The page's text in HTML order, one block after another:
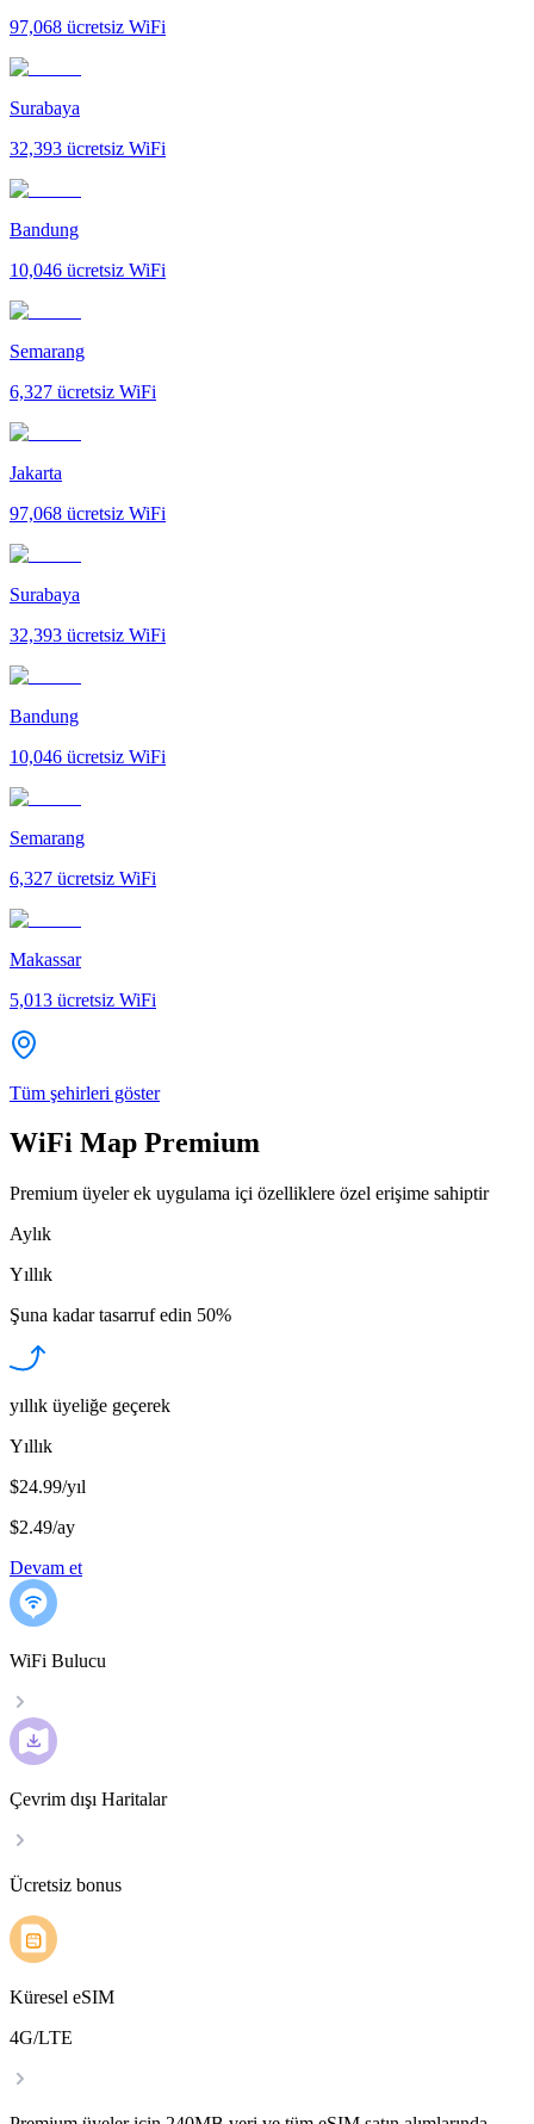
97,068 ücretsiz WiFi
Surabaya
32,393 ücretsiz WiFi
Bandung
10,046 ücretsiz WiFi
Semarang
6,327 ücretsiz WiFi
Jakarta
97,068 ücretsiz WiFi
Surabaya
32,393 ücretsiz WiFi
Bandung
10,046 ücretsiz WiFi
Semarang
6,327 ücretsiz WiFi
Makassar
5,013 ücretsiz WiFi
Tüm şehirleri göster
WiFi Map Premium
Premium üyeler ek uygulama içi özelliklere özel erişime sahiptir
Aylık
Yıllık
Şuna kadar tasarruf edin 50%
yıllık üyeliğe geçerek
Yıllık
$24.99/yıl
$2.49/ay
Devam et
WiFi Bulucu
Çevrim dışı Haritalar
Ücretsiz bonus
Küresel eSIM
4G/LTE